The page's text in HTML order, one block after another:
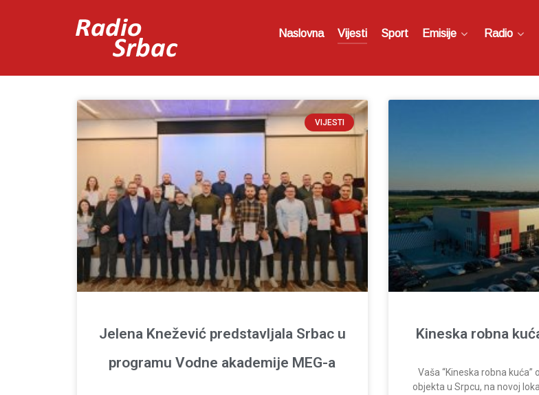
Naslovna Vijesti Sport Emisije Radio
VIJESTI
Jelena Knežević predstavljala Srbac u
programu Vodne akademije MEG-a
Kineska robna
Vaša “Kineska robna
objekta u Srpcu, na novoj